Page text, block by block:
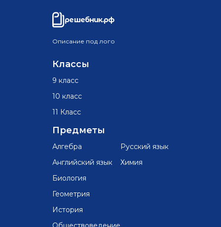
решебник.рф
Описание под лого
Классы
9 класс
10 класс
11 Класс
Предметы
Алгебра
Английский язык
Биология
Геометрия
История
Русский язык
Химия